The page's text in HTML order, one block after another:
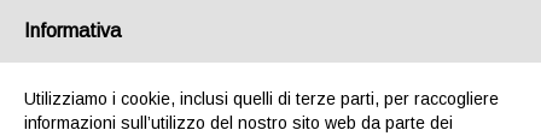
Informativa
Utilizziamo i cookie, inclusi quelli di terze parti, per raccogliere
informazioni sull’utilizzo del nostro sito web da parte dei